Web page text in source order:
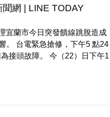
聞網 | LINE TODAY
宜蘭市今日突發饋線跳脫造成
。 台電緊急搶修，下午5 點24
接頭故障。 今（22）日下午1